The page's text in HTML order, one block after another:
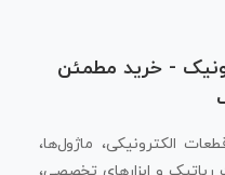
- خرید مطمئن
الکترونیکی، ماژول‌ها،
رباتیک و ابزارهای تخصصی،